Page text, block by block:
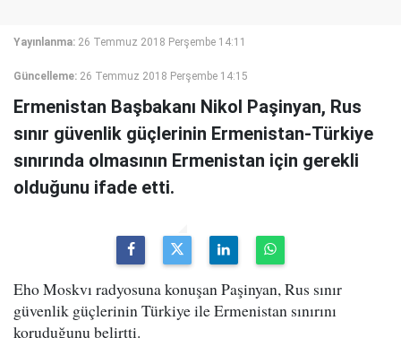
Yayınlanma: 26 Temmuz 2018 Perşembe 14:11
Güncelleme: 26 Temmuz 2018 Perşembe 14:15
Ermenistan Başbakanı Nikol Paşinyan, Rus
sınır güvenlik güçlerinin Ermenistan-Türkiye
sınırında olmasının Ermenistan için gerekli
olduğunu ifade etti.
Eho Moskvı radyosuna konuşan Paşinyan, Rus sınır
güvenlik güçlerinin Türkiye ile Ermenistan sınırını
koruduğunu belirtti.